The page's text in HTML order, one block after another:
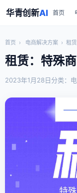
华青创新AI 首页
首页 › 电商解决方案 › 租
租赁：特殊
2023年1月28日分类：